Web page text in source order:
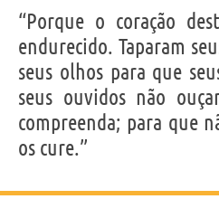
“Porque o coração
endurecido. Taparam
seus olhos para que
seus ouvidos não
compreenda; para que
os cure.”